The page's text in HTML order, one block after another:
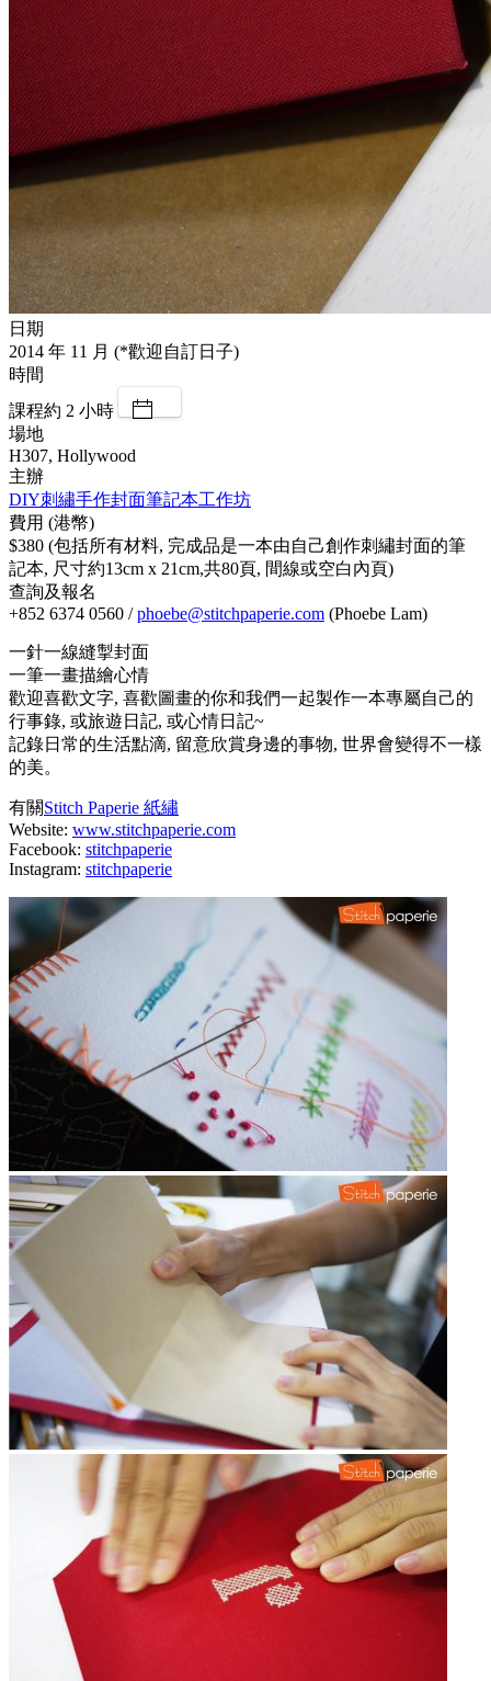
日期
2014 年 11 月 (*歡迎自訂日子)
時間
課程約 2 小時
場地
H307, Hollywood
主辦
DIY刺繡手作封面筆記本工作坊
費用 (港幣)
$380 (包括所有材料, 完成品是一本由自己創作刺繡封面的筆
記本, 尺寸約13cm x 21cm,共80頁, 間線或空白內頁)
查詢及報名
+852 6374 0560 /phoebe@stitchpaperie.com (Phoebe Lam)
一針一線縫掣封面
一筆一畫描繪心情
歡迎喜歡文字, 喜歡圖畫的你和我們一起製作一本專屬自己的
行事錄, 或旅遊日記, 或心情日記~
記錄日常的生活點滴, 留意欣賞身邊的事物, 世界會變得不一樣
的美。
有關Stitch Paperie 紙繡
Website: www.stitchpaperie.com
Facebook: stitchpaperie
Instagram: stitchpaperie